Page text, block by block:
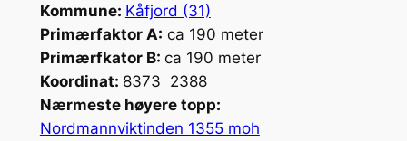
Kommune: Kåfjord (31)
Primærfaktor A: ca 190 meter
Primærfkator B: ca 190 meter
Koordinat: 8373 2388
Nærmeste høyere topp:
Nordmannviktinden 1355 moh